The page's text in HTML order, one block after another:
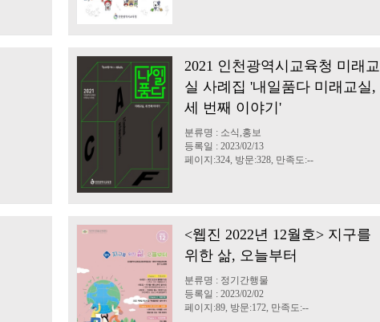
2021 인천광역시교육청 미래교
실 사례집 '내일품다 미래교실,
세 번째 이야기'
분류명 : 소식,홍보
등록일 : 2023/02/13
페이지:324, 방문:328, 만족도:--
<웹진 2022년 12월호> 지구를
위한 삶, 오늘부터
분류명 : 정기간행물
등록일 : 2023/02/02
페이지:89, 방문:172, 만족도:--